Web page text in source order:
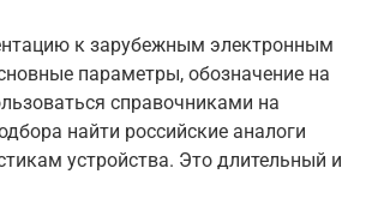
к зарубежным электронным
параметры, обозначение на
справочниками на
найти российские аналоги
устройства. Это длительный и